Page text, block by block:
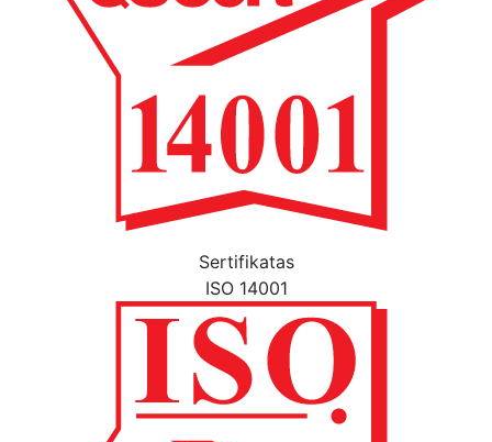
Sertifikatas
ISO 14001